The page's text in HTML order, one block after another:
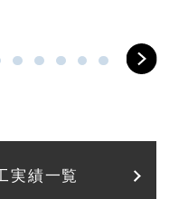
実績一覧